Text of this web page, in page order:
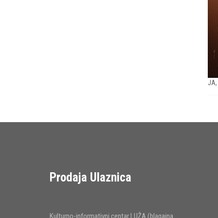
Prodaja Ulaznica
Kulturno-informativni centar LUŽA (blagajna